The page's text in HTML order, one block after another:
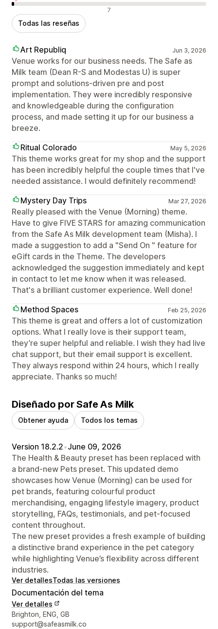
Reseñas negativas 7
Todas las reseñas
Art Republiq Jun 3, 2026
Venue works for our business needs. The Safe as
Milk team (Dean R-S and Modestas U) is super
prompt and solutions-driven pre and post
implementation. They were incredibly responsive
and knowledgeable during the configuration
process, and made setting it up for our business a
breeze.
Ritual Colorado
May 5, 2026
This theme works great for my shop and the support
has been incredibly helpful the couple times that I've
needed assistance. I would definitely recommend!
Mystery Day Trips
Mar 27, 2026
Really pleased with the Venue (Morning) theme.
Have to give FIVE STARS for amazing communication
from the Safe As Milk development team (Misha). I
made a suggestion to add a "Send On " feature for
eGift cards in the Theme. The developers
acknowledged the suggestion immediately and kept
in contact to let me know when it was released.
That's a brilliant customer experience. Well done!
Method Spaces
Feb 25, 2026
This theme is great and offers a lot of customization
options. What I really love is their support team,
they’re super helpful and reliable. I wish they had live
chat support, but their email support is excellent.
They always respond within 24 hours, which I really
appreciate. Thanks so much!
Diseñado por Safe As Milk
Obtener ayuda Todos los temas
Version 18.2.2•June 09, 2026
The Health & Beauty preset has been replaced with
a brand-new Pets preset. This updated demo
showcases how Venue (Morning) can be used for
pet brands, featuring colourful product
merchandising, engaging lifestyle imagery, product
storytelling, FAQs, testimonials, and pet-focused
content throughout.
The new preset provides a fresh example of building
a distinctive brand experience in the pet category
while highlighting Venue’s flexibility across different
industries.
Ver detallesTodas las versiones
Documentación del tema
Ver detalles
Detalles de contacto del diseñador
Brighton, ENG, GB
support@safeasmilk.co